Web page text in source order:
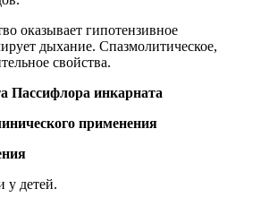
оказывает гипотензивное
дыхание. Спазмолитическое,
свойства.
Пассифлора инкарната
применения
у детей.